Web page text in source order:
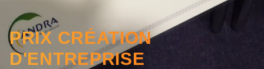
PRIX CRÉATION
D'ENTREPRISE